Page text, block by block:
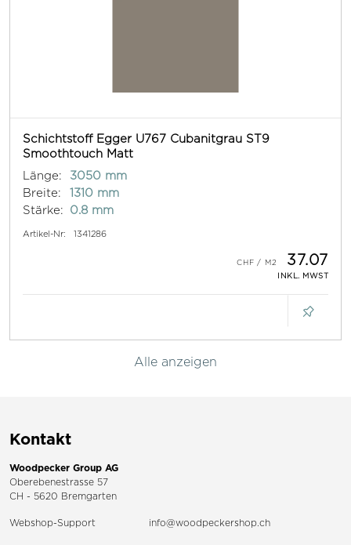
Schichtstoff Egger U767 Cubanitgrau ST9
Smoothtouch Matt
Länge:
3050 mm
Breite:
1310 mm
Stärke:
0.8 mm
Artikel-Nr: 1341286
37.07
INKL. MWST
Alle anzeigen
Kontakt
Woodpecker Group AG
Oberebenestrasse 57
CH - 5620 Bremgarten
Webshop-Support info@woodpeckershop.ch